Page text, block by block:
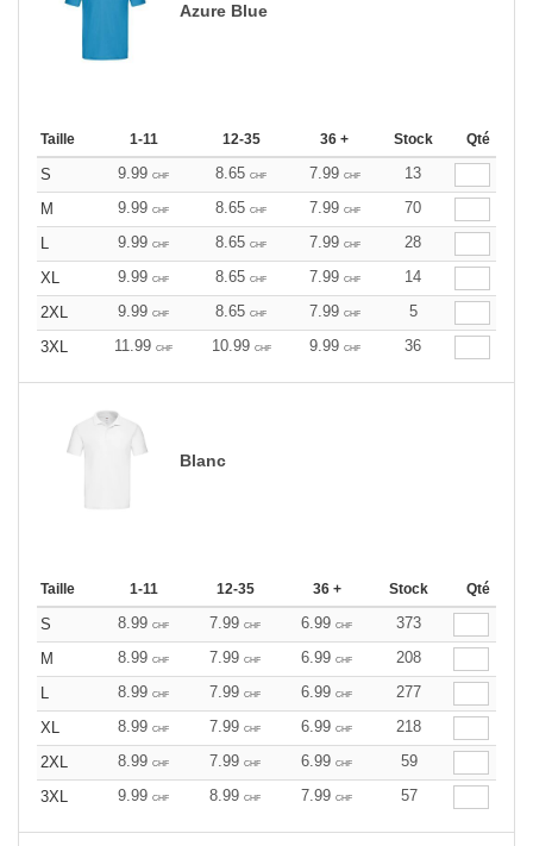
Azure Blue
Taille 1-11 12-35 36 + Stock Qté
S 9.99 CHF 8.65 CHF 7.99 CHF
13
M
9.99 CHF 8.65 CHF 7.99 CHF
70
L
9.99 CHF 8.65 CHF 7.99 CHF
28
XL
9.99 CHF 8.65 CHF 7.99 CHF
14
2XL
9.99 CHF 8.65 CHF 7.99 CHF
5
3XL
11.99 CHF 10.99 CHF 9.99 CHF 36
Blanc
Taille 1-11 12-35 36 + Stock Qté
S 8.99 CHF 7.99 CHF 6.99 CHF
373
M
8.99 CHF 7.99 CHF 6.99 CHF
208
L
8.99 CHF 7.99 CHF 6.99 CHF
277
XL
8.99 CHF 7.99 CHF 6.99 CHF
218
2XL
8.99 CHF 7.99 CHF 6.99 CHF
59
3XL
9.99 CHF 8.99 CHF 7.99 CHF 57